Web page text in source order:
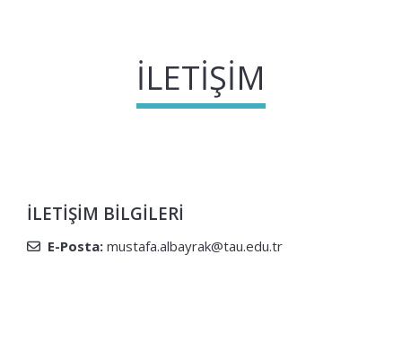
İLETIŞIM
İLETIŞIM BILGILERI
E-Posta: mustafa.albayrak@tau.edu.tr